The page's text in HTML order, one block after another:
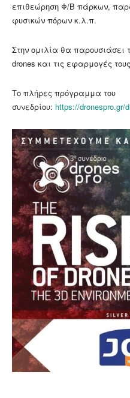
επιθεώρηση Φ/Β πάρκων,
φυσικών πόρων κ.λ.π.
Στην ομιλία θα παρουσιάσει
drones και τις εφαρμογές
Tο πλήρες πρόγραμμα του
συνεδρίου: https://dronespro.gr/